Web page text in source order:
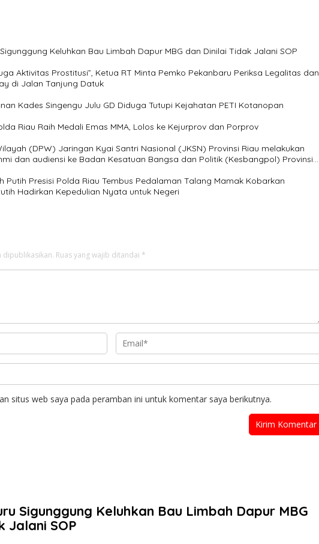
Keluhkan Bau Limbah Dapur MBG dan Dinilai Tidak Jalani SOP
Aktivitas Prostitusi”, Ketua RT Minta Pemko Pekanbaru Periksa Legalitas dan
di Jalan Tanjung Datuk
Kades Singengu Julu GD Diduga Tutupi Kejahatan PETI Kotanopan
Riau Raih Medali Emas MMA, Lolos ke Kejurprov dan Porprov
(DPW) Jaringan Kyai Santri Nasional (JKSN) Provinsi Riau melakukan
dan audiensi ke Badan Kesatuan Bangsa dan Politik (Kesbangpol) Provinsi
Putih Presisi Polda Riau Tembus Pedalaman Talang Mamak Kobarkan
Hadirkan Kepedulian Nyata untuk Negeri
dipublikasikan. Ruas yang wajib ditandai *
situs web saya pada peramban ini untuk komentar saya berikutnya.
Sigunggung Keluhkan Bau Limbah Dapur MBG
Jalani SOP